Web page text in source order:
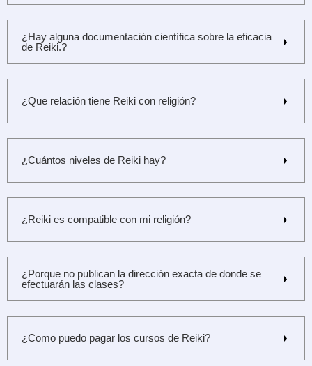
¿Hay alguna documentación científica sobre la eficacia
de Reiki.?
¿Que relación tiene Reiki con religión?
¿Cuántos niveles de Reiki hay?
¿Reiki es compatible con mi religión?
¿Porque no publican la dirección exacta de donde se
efectuarán las clases?
¿Como puedo pagar los cursos de Reiki?